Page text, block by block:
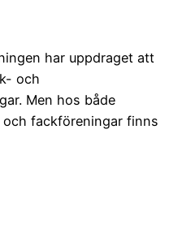
har uppdraget att
och
Men hos både
fackföreningar finns